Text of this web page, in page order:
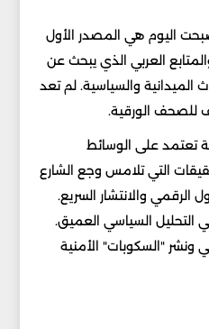
اليوم هي المصدر الأول
العربي الذي يبحث عن
والسياسية. لم تعد
للصحف الورقية.
تعتمد على الوسائط
التي تلامس وجع الشارع
والانتشار السريع.
السياسي العميق.
"السكوبات" الأمنية